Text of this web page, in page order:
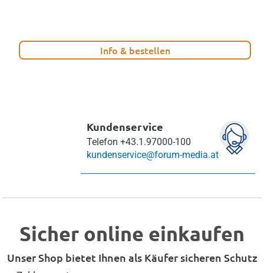
Info & bestellen
Kundenservice
Telefon +43.1.97000-100
kundenservice@forum-media.at
Sicher online einkaufen
Unser Shop bietet Ihnen als Käufer sicheren Schutz